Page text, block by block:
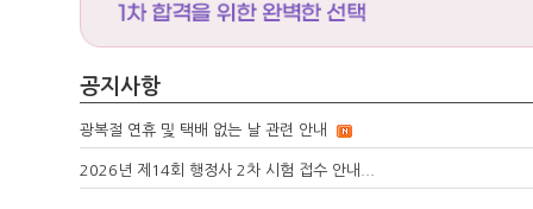
공지사항
광복절 연휴 및 택배 없는 날 관련 안내
2026년 제14회 행정사 2차 시험 접수 안내...